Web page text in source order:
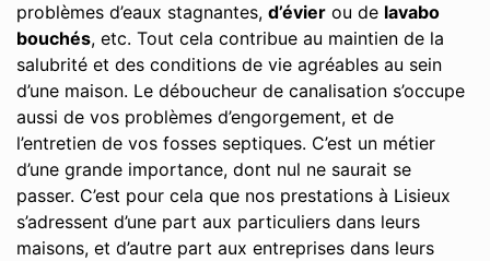
problèmes d’eaux stagnantes, d’évier ou de lavabo
bouchés, etc. Tout cela contribue au maintien de la
salubrité et des conditions de vie agréables au sein
d’une maison. Le déboucheur de canalisation s’occupe
aussi de vos problèmes d’engorgement, et de
l’entretien de vos fosses septiques. C’est un métier
d’une grande importance, dont nul ne saurait se
passer. C’est pour cela que nos prestations à Lisieux
s’adressent d’une part aux particuliers dans leurs
maisons, et d’autre part aux entreprises dans leurs